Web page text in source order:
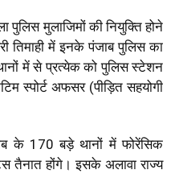
पुलिस मुलाजिमों की नियुक्ति होने
तिमाही में इनके पंजाब पुलिस का
में से प्रत्येक को पुलिस स्टेशन
स्पोर्ट अफसर (पीड़ित सहयोगी
के 170 बड़े थानों में फोरेंसिक
तैनात होंगे। इसके अलावा राज्य